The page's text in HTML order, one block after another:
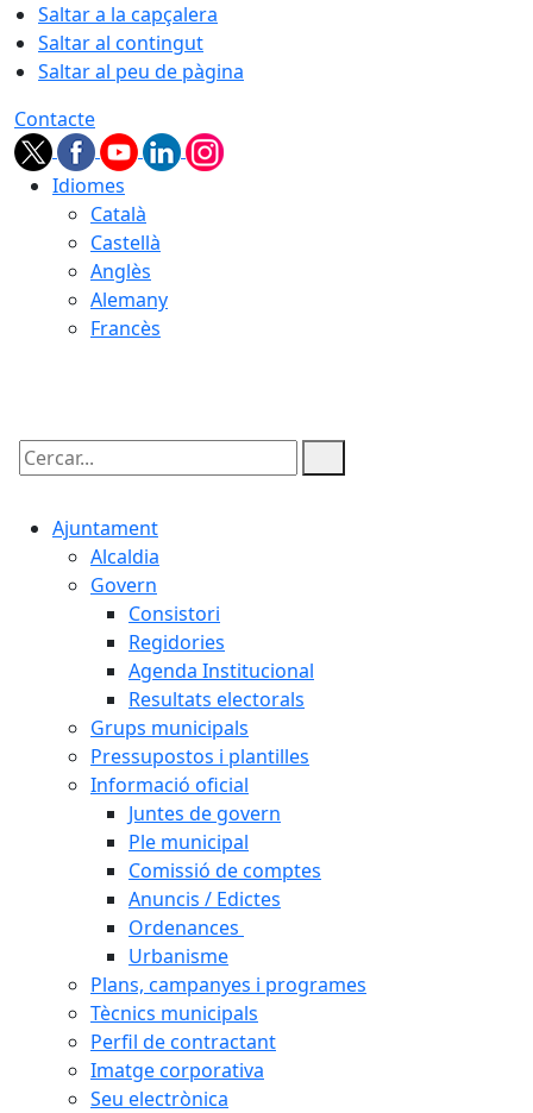
Saltar a la capçalera
Saltar al contingut
Saltar al peu de pàgina
Contacte
Idiomes
Català
Castellà
Anglès
Alemany
Francès
Cercar:
Ajuntament
Alcaldia
Govern
Consistori
Regidories
Agenda Institucional
Resultats electorals
Grups municipals
Pressupostos i plantilles
Informació oficial
Juntes de govern
Ple municipal
Comissió de comptes
Anuncis / Edictes
Ordenances
Urbanisme
Plans, campanyes i programes
Tècnics municipals
Perfil de contractant
Imatge corporativa
Seu electrònica